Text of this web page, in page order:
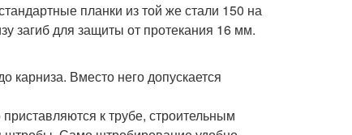
планки из той же стали 150 на
загиб для защиты от протекания 16 мм.
карниза. Вместо него допускается
к трубе, строительным